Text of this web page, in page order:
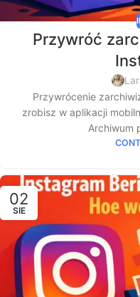
Przywróć
Przywrócenie
zrobisz w aplikacji
Archiwum
02
SIE